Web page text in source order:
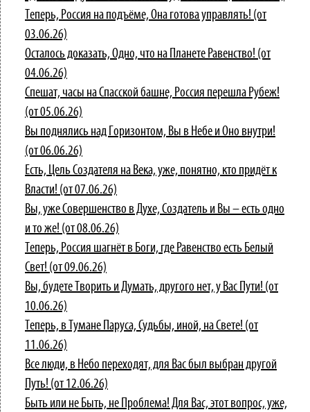
Теперь, Россия на подъёме, Она готова управлять! (от
03.06.26)
Осталось доказать, Одно, что на Планете Равенство! (от
04.06.26)
Спешат, часы на Спасской башне, Россия перешла Рубеж!
(от 05.06.26)
Вы поднялись над Горизонтом, Вы в Небе и Оно внутри!
(от 06.06.26)
Есть, Цель Создателя на Века, уже, понятно, кто придёт к
Власти! (от 07.06.26)
Вы, уже Совершенство в Духе, Создатель и Вы – есть одно
и то же! (от 08.06.26)
Теперь, Россия шагнёт в Боги, где Равенство есть Белый
Свет! (от 09.06.26)
Вы, будете Творить и Думать, другого нет, у Вас Пути! (от
10.06.26)
Теперь, в Тумане Паруса, Судьбы, иной, на Свете! (от
11.06.26)
Все люди, в Небо переходят, для Вас был выбран другой
Путь! (от 12.06.26)
Быть или не Быть, не Проблема! Для Вас, этот вопрос, уже,